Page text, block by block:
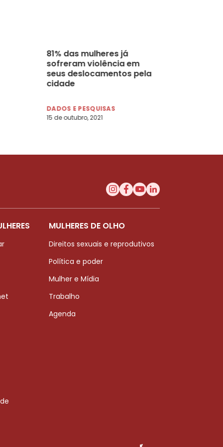
81% das mulheres já
sofreram violência em
seus deslocamentos pela
cidade
DADOS E PESQUISAS
15 de outubro, 2021
MULHERES DE OLHO
Direitos sexuais e reprodutivos
Política e poder
Mulher e Mídia
Trabalho
Agenda